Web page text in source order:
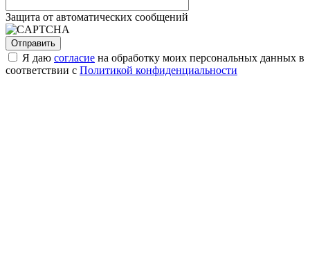
Защита от автоматических сообщений
Я даю согласие на обработку моих персональных данных в
соответствии с Политикой конфиденциальности